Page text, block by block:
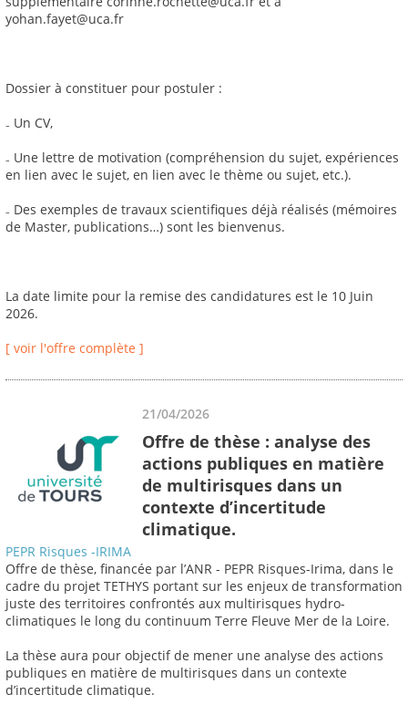
yohan.fayet@uca.fr
Dossier à constituer pour postuler :
₋ Un CV,
₋ Une lettre de motivation (compréhension du sujet, expériences
en lien avec le sujet, en lien avec le thème ou sujet, etc.).
₋ Des exemples de travaux scientifiques déjà réalisés (mémoires
de Master, publications…) sont les bienvenus.
La date limite pour la remise des candidatures est le 10 Juin
2026.
[ voir l'offre complète ]
21/04/2026
Offre de thèse : analyse des
actions publiques en matière
de multirisques dans un
contexte d’incertitude
climatique.
PEPR Risques -IRIMA
Offre de thèse, financée par l’ANR - PEPR Risques-Irima, dans le
cadre du projet TETHYS portant sur les enjeux de transformation
juste des territoires confrontés aux multirisques hydro-
climatiques le long du continuum Terre Fleuve Mer de la Loire.
La thèse aura pour objectif de mener une analyse des actions
publiques en matière de multirisques dans un contexte
d’incertitude climatique.